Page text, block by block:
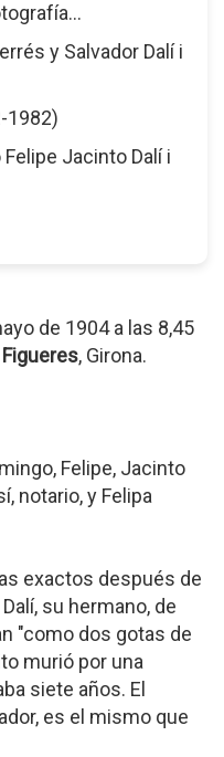
y Salvador Dalí i
1982)
Jacinto Dalí i
de 1904 a las 8,45
Figueres, Girona.
Felipe, Jacinto
notario, y Felipa
exactos después de
su hermano, de
"como dos gotas de
murió por una
siete años. El
es el mismo que